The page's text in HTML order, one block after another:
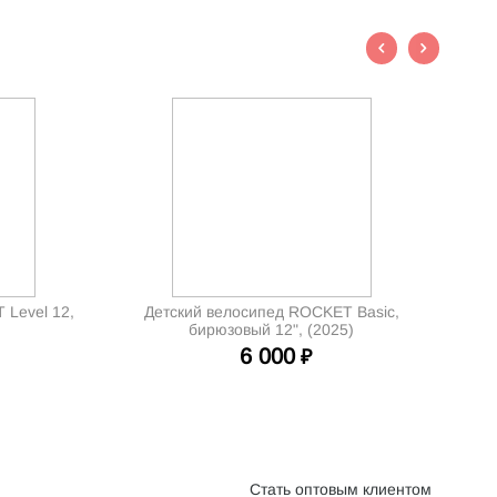
Level 12,
Детский велосипед ROCKET Basic,
бирюзовый 12", (2025)
6 000 ₽
Стать оптовым клиентом